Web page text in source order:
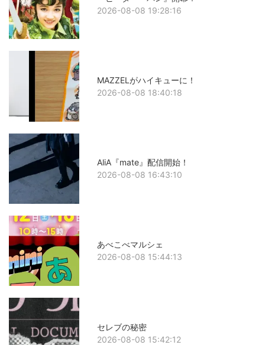
2026-08-08 19:28:16
MAZZELがハイキューに！
2026-08-08 18:40:18
AliA『mate』配信開始！
2026-08-08 16:43:10
あべこべマルシェ
2026-08-08 15:44:13
セレブの秘密
2026-08-08 15:42:12